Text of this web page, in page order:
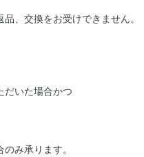
、交換をお受けできません。
いた場合かつ
み承ります。